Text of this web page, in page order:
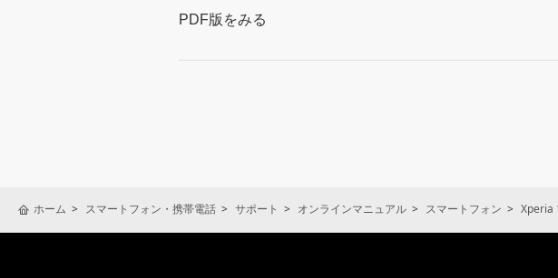
PDF版をみる
ホーム スマートフォン・携帯電話 サポート オンラインマニュアル スマートフォン Xperia